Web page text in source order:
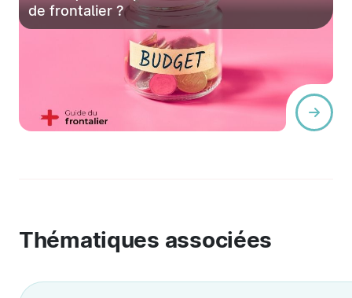
de frontalier ?
Thématiques associées